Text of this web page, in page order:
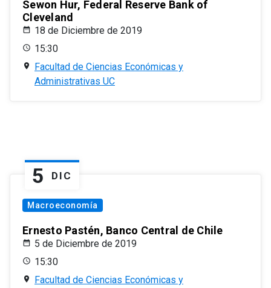
Sewon Hur, Federal Reserve Bank of
Cleveland
18 de Diciembre de 2019
15:30
Facultad de Ciencias Económicas y
Administrativas UC
5 DIC
Macroeconomía
Ernesto Pastén, Banco Central de Chile
5 de Diciembre de 2019
15:30
Facultad de Ciencias Económicas y